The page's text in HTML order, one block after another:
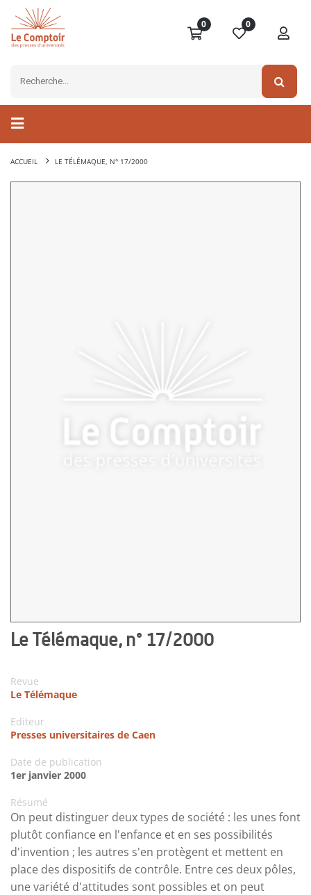
0 0
ACCUEIL LE TÉLÉMAQUE, N° 17/2000
Le Télémaque, n° 17/2000
Revue
Le Télémaque
Editeur
Presses universitaires de Caen
Date de publication
1er janvier 2000
Résumé
On peut distinguer deux types de société : les unes font
plutôt confiance en l'enfance et en ses possibilités
d'invention ; les autres s'en protègent et mettent en
place des dispositifs de contrôle. Entre ces deux pôles,
une variété d'attitudes sont possibles et on peut